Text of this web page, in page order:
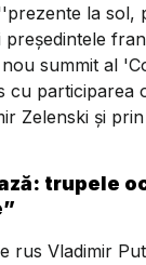
la sol,
summit al
cu participarea
Zelenski și
trupele
rus Vladimir